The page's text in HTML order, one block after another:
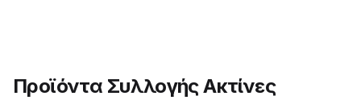
Προϊόντα Συλλογής Ακτίνες